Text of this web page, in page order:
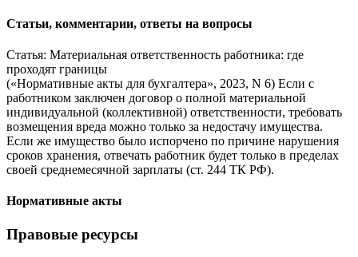
Статьи, комментарии, ответы на вопросы
Статья: Материальная ответственность работника: где
проходят границы
(«Нормативные акты для бухгалтера», 2023, N 6) Если с
работником заключен договор о полной материальной
индивидуальной (коллективной) ответственности, требовать
возмещения вреда можно только за недостачу имущества.
Если же имущество было испорчено по причине нарушения
сроков хранения, отвечать работник будет только в пределах
своей среднемесячной зарплаты (ст. 244 ТК РФ).
Нормативные акты
Правовые ресурсы